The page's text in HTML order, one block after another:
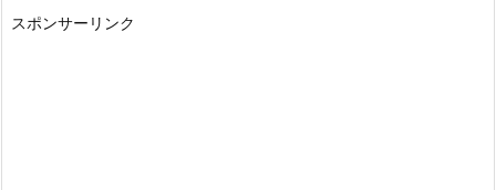
スポンサーリンク